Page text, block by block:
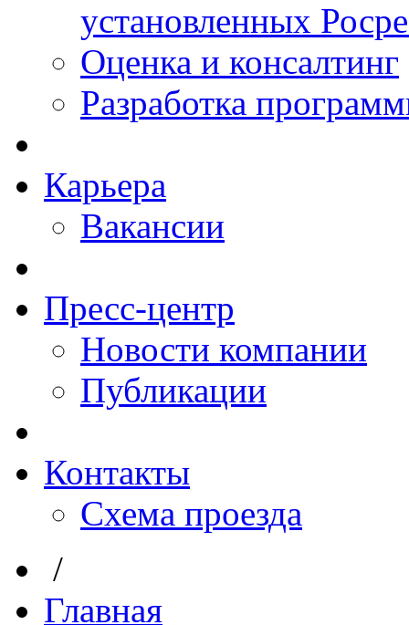
установленных
Оценка и консалтинг
Разработка
Карьера
Вакансии
Пресс-центр
Новости компании
Публикации
Контакты
Схема проезда
/
Главная